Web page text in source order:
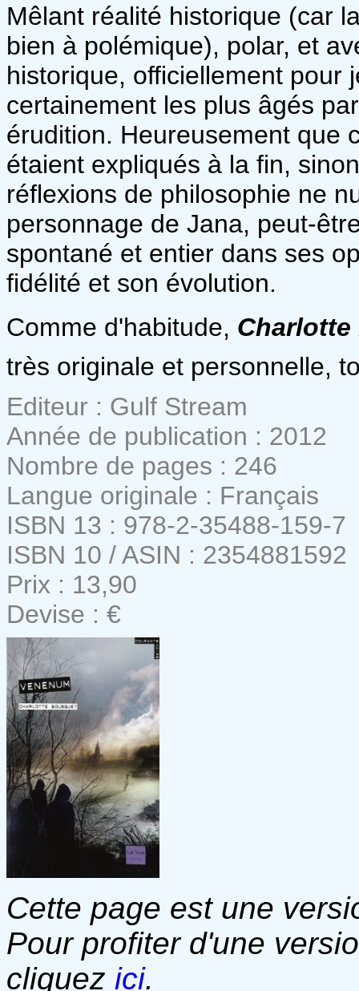
Mêlant réalité historique (car
bien à polémique), polar, et
historique, officiellement pour
certainement les plus âgés
érudition. Heureusement que
étaient expliqués à la fin,
réflexions de philosophie ne
personnage de Jana, peut-
spontané et entier dans ses
fidélité et son évolution.
Comme d'habitude,
très originale et personnelle,
Editeur : Gulf Stream
Année de publication : 2012
Nombre de pages : 246
Langue originale : Français
ISBN 13 : 978-2-35488-159-7
ISBN 10 / ASIN : 2354881592
Prix : 13,90
Devise : €
Cette page est une
Pour profiter d'une
cliquez ici.